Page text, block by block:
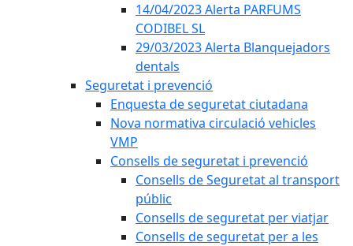
14/04/2023 Alerta PARFUMS
CODIBEL SL
29/03/2023 Alerta Blanquejadors
dentals
Seguretat i prevenció
Enquesta de seguretat ciutadana
Nova normativa circulació vehicles
VMP
Consells de seguretat i prevenció
Consells de Seguretat al transport
públic
Consells de seguretat per viatjar
Consells de seguretat per a les